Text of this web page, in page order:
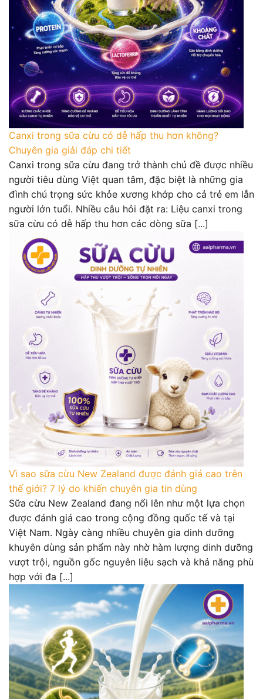
Canxi trong sữa cừu có dễ hấp thu hơn không?
Chuyên gia giải đáp chi tiết
Canxi trong sữa cừu đang trở thành chủ đề được nhiều
người tiêu dùng Việt quan tâm, đặc biệt là những gia
đình chú trọng sức khỏe xương khớp cho cả trẻ em lẫn
người lớn tuổi. Nhiều câu hỏi đặt ra: Liệu canxi trong
sữa cừu có dễ hấp thu hơn các dòng sữa [...]
Vì sao sữa cừu New Zealand được đánh giá cao trên
thế giới? 7 lý do khiến chuyên gia tin dùng
Sữa cừu New Zealand đang nổi lên như một lựa chọn
được đánh giá cao trong cộng đồng quốc tế và tại
Việt Nam. Ngày càng nhiều chuyên gia dinh dưỡng
khuyên dùng sản phẩm này nhờ hàm lượng dinh dưỡng
vượt trội, nguồn gốc nguyên liệu sạch và khả năng phù
hợp với đa [...]